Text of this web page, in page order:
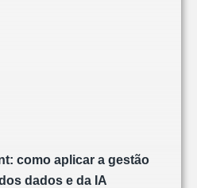
como aplicar a gestão
dados e da IA